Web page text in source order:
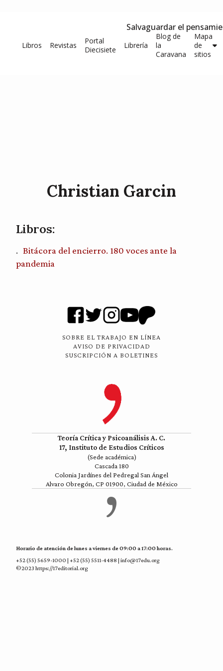
Salvaguardar el
Libros Revistas
Portal
Diecisiete
Librería
Blog de
la
Caravana
Mapa
de
sitios
Christian Garcin
Libros:
Bitácora del encierro. 180 voces ante la
pandemia
SOBRE EL TRABAJO EN LÍNEA
AVISO DE PRIVACIDAD
SUSCRIPCIÓN A BOLETINES
Teoría Crítica y Psicoanálisis A. C.
17, Instituto de Estudios Críticos
(Sede académica)
Cascada 180
Colonia Jardínes del Pedregal San Ángel
Alvaro Obregón, CP 01900, Ciudad de México
Horario de atención de lunes a viernes de 09:00 a 17:00 horas.
+52 (55) 5659-1000 | +52 (55) 5511-4488 | info@17edu.org
©2023 https://17editorial.org